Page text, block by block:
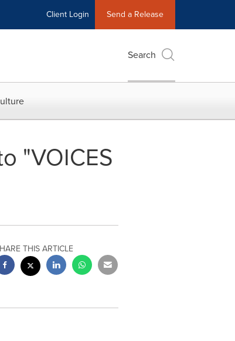
Client Login Send a Release
Search
"VOICES
THIS ARTICLE